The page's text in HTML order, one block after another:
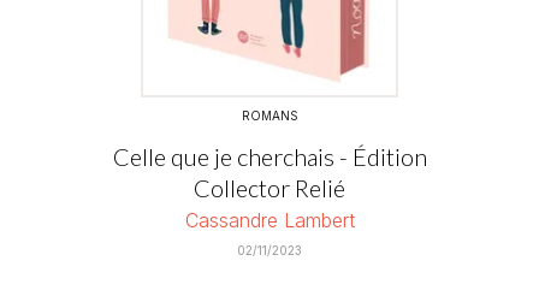
ROMANS
Celle que je cherchais - Édition
Collector Relié
Cassandre Lambert
02/11/2023